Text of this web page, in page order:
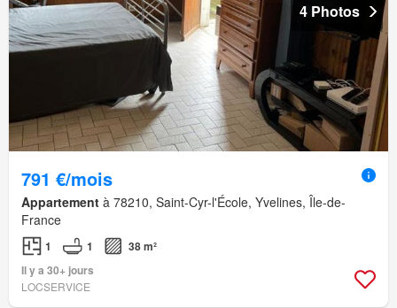
4 Photos
791 €/mois
Appartement à 78210, Saint-Cyr-l'École, Yvelines, Île-de-
France
1 1
38 m²
Il y a 30+ jours
LOCSERVICE